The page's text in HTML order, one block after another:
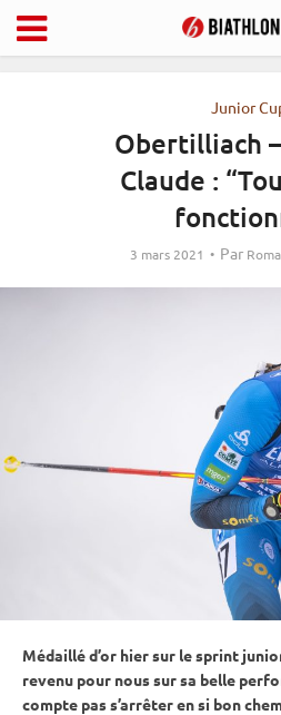
Junior
Obertilliach
Claude :
3 mars 2021 Par
Médaillé d’or hier sur lesprint
revenu pour nous sur sa belle
compte pas s’arrêter en si bon